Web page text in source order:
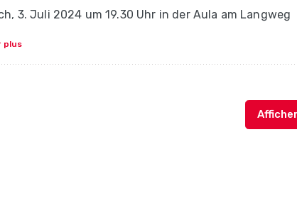
3. Juli 2024 um 19.30 Uhr in der Aula am Langweg
plus